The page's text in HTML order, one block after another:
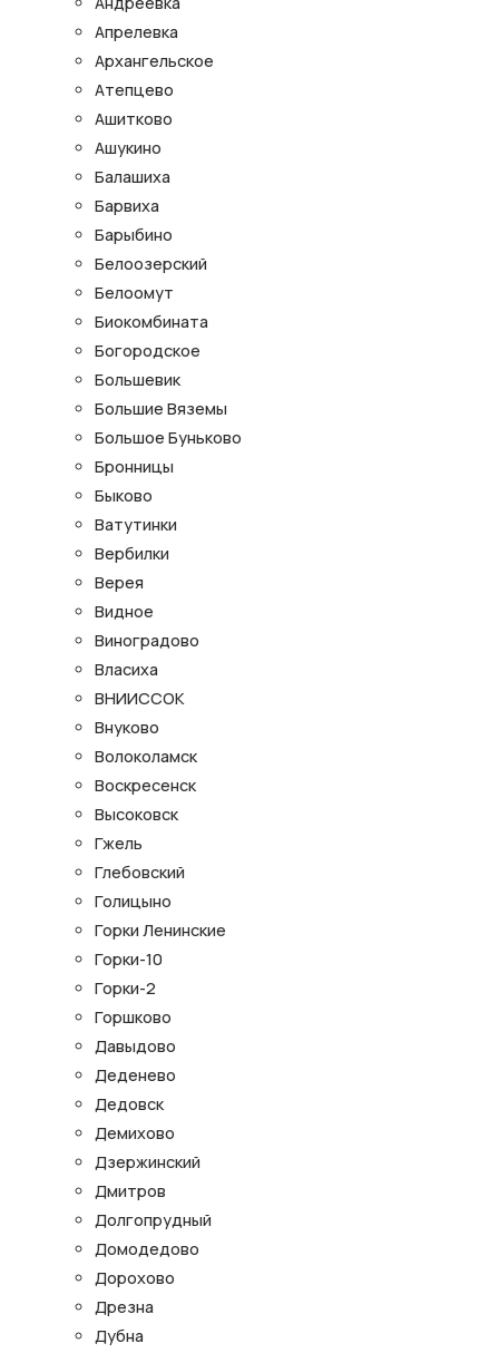
Апрелевка
Архангельское
Атепцево
Ашитково
Ашукино
Балашиха
Барвиха
Барыбино
Белоозерский
Белоомут
Биокомбината
Богородское
Большевик
Большие Вяземы
Большое Буньково
Бронницы
Быково
Ватутинки
Вербилки
Верея
Видное
Виноградово
Власиха
ВНИИССОК
Внуково
Волоколамск
Воскресенск
Высоковск
Гжель
Глебовский
Голицыно
Горки Ленинские
Горки-10
Горки-2
Горшково
Давыдово
Деденево
Дедовск
Демихово
Дзержинский
Дмитров
Долгопрудный
Домодедово
Дорохово
Дрезна
Дубна